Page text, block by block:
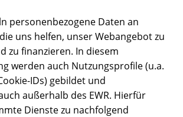
personenbezogene Daten an
uns helfen, unser Webangebot zu
zu finanzieren. In diesem
werden auch Nutzungsprofile (u.a.
IDs) gebildet und
außerhalb des EWR. Hierfür
Dienste zu nachfolgend